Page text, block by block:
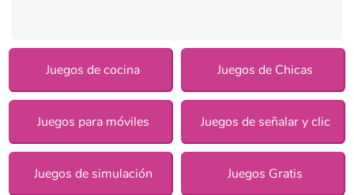
Juegos de cocina Juegos de Chicas
Juegos para móviles Juegos de señalar y clic
Juegos de simulación Juegos Gratis